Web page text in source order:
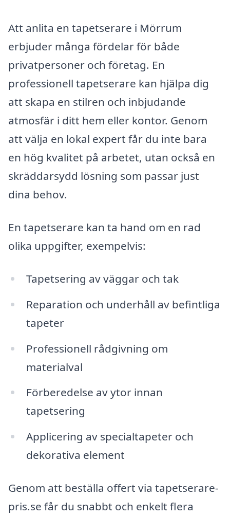
Att anlita en tapetserare i Mörrum
erbjuder många fördelar för både
privatpersoner och företag. En
professionell tapetserare kan hjälpa dig
att skapa en stilren och inbjudande
atmosfär i ditt hem eller kontor. Genom
att välja en lokal expert får du inte bara
en hög kvalitet på arbetet, utan också en
skräddarsydd lösning som passar just
dina behov.
En tapetserare kan ta hand om en rad
olika uppgifter, exempelvis:
Tapetsering av väggar och tak
Reparation och underhåll av befintliga
tapeter
Professionell rådgivning om
materialval
Förberedelse av ytor innan
tapetsering
Applicering av specialtapeter och
dekorativa element
Genom att beställa offert via tapetserare-
pris.se får du snabbt och enkelt flera